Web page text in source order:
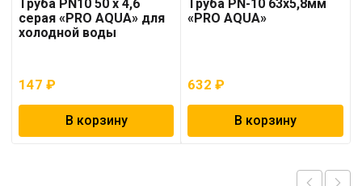
Труба PN10 50 x 4,6
серая «PRO AQUA» для
холодной воды
147 ₽
В корзину
Труба PN-10 63х5,8мм
«PRO AQUA»
632₽
В корзину